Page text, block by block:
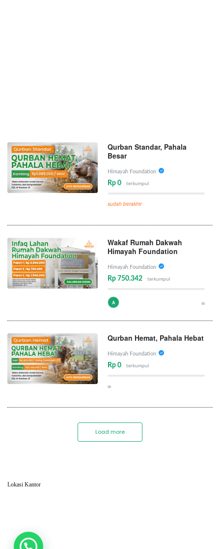
Qurban Standar, Pahala
Besar
Himayah Foundation
Rp 0 terkumpul
sudah berakhir
Wakaf Rumah Dakwah
Himayah Foundation
Himayah Foundation
Rp 750.342 terkumpul
A ∞
Qurban Hemat, Pahala Hebat
Himayah Foundation
Rp 0 terkumpul
∞
Load more
Lokasi Kantor